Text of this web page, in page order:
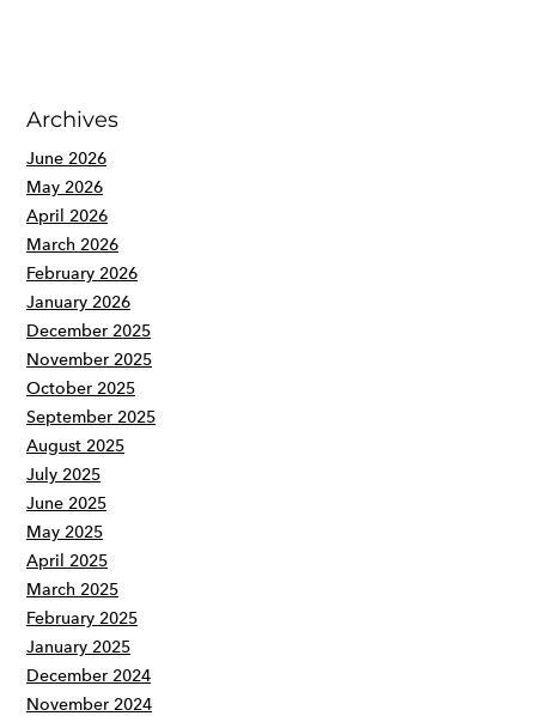
Archives
June 2026
May 2026
April 2026
March 2026
February 2026
January 2026
December 2025
November 2025
October 2025
September 2025
August 2025
July 2025
June 2025
May 2025
April 2025
March 2025
February 2025
January 2025
December 2024
November 2024